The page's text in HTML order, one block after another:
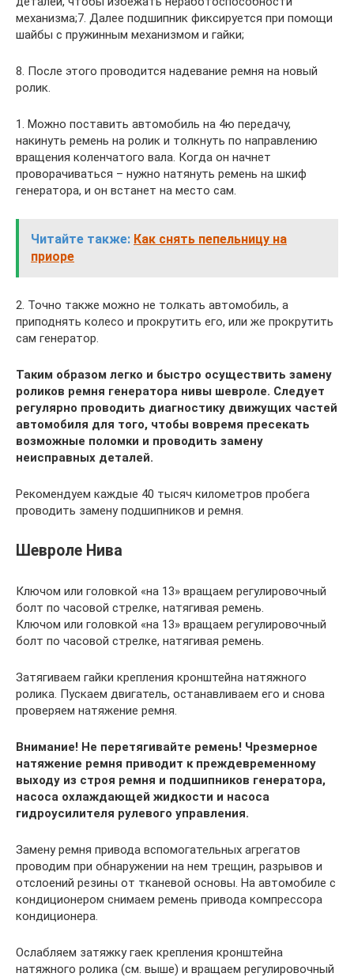
механизма;7. Далее подшипник фиксируется при помощи
шайбы с пружинным механизмом и гайки;
8. После этого проводится надевание ремня на новый
ролик.
1. Можно поставить автомобиль на 4ю передачу,
накинуть ремень на ролик и толкнуть по направлению
вращения коленчатого вала. Когда он начнет
проворачиваться – нужно натянуть ремень на шкиф
генератора, и он встанет на место сам.
Читайте также: Как снять пепельницу на
приоре
2. Точно также можно не толкать автомобиль, а
приподнять колесо и прокрутить его, или же прокрутить
сам генератор.
Таким образом легко и быстро осуществить замену
роликов ремня генератора нивы шевроле. Следует
регулярно проводить диагностику движущих частей
автомобиля для того, чтобы вовремя пресекать
возможные поломки и проводить замену
неисправных деталей.
Рекомендуем каждые 40 тысяч километров пробега
проводить замену подшипников и ремня.
Шевроле Нива
Ключом или головкой «на 13» вращаем регулировочный
болт по часовой стрелке, натягивая ремень.
Ключом или головкой «на 13» вращаем регулировочный
болт по часовой стрелке, натягивая ремень.
Затягиваем гайки крепления кронштейна натяжного
ролика. Пускаем двигатель, останавливаем его и снова
проверяем натяжение ремня.
Внимание! Не перетягивайте ремень! Чрезмерное
натяжение ремня приводит к преждевременному
выходу из строя ремня и подшипников генератора,
насоса охлаждающей жидкости и насоса
гидроусилителя рулевого управления.
Замену ремня привода вспомогательных агрегатов
проводим при обнаружении на нем трещин, разрывов и
отслоений резины от тканевой основы. На автомобиле с
кондиционером снимаем ремень привода компрессора
кондиционера.
Ослабляем затяжку гаек крепления кронштейна
натяжного ролика (см. выше) и вращаем регулировочный